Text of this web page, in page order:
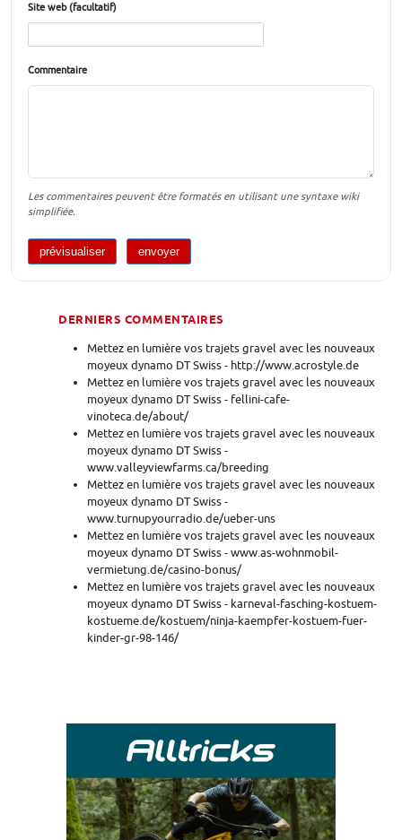
Site web (facultatif)
Commentaire
Les commentaires peuvent être formatés en utilisant une syntaxe wiki
simplifiée.
DERNIERS COMMENTAIRES
Mettez en lumière vos trajets gravel avec les nouveaux
moyeux dynamo DT Swiss - http://www.acrostyle.de
Mettez en lumière vos trajets gravel avec les nouveaux
moyeux dynamo DT Swiss - fellini-cafe-
vinoteca.de/about/
Mettez en lumière vos trajets gravel avec les nouveaux
moyeux dynamo DT Swiss -
www.valleyviewfarms.ca/breeding
Mettez en lumière vos trajets gravel avec les nouveaux
moyeux dynamo DT Swiss -
www.turnupyourradio.de/ueber-uns
Mettez en lumière vos trajets gravel avec les nouveaux
moyeux dynamo DT Swiss - www.as-wohnmobil-
vermietung.de/casino-bonus/
Mettez en lumière vos trajets gravel avec les nouveaux
moyeux dynamo DT Swiss - karneval-fasching-kostuem-
kostueme.de/kostuem/ninja-kaempfer-kostuem-fuer-
kinder-gr-98-146/